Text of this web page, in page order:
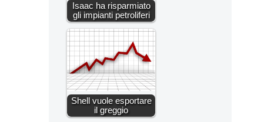
Isaac ha risparmiato
gli impianti petroliferi
Shell vuole esportare
il greggio